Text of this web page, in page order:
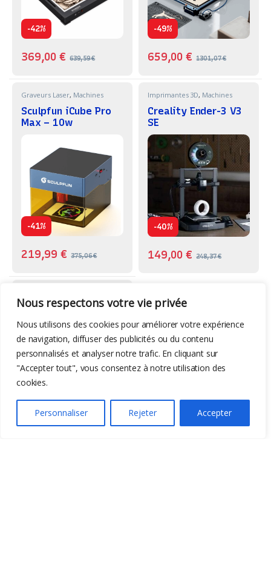
Nous respectons votre vie privée
Nous utilisons des cookies pour améliorer votre expérience
de navigation, diffuser des publicités ou du contenu
personnalisés et analyser notre trafic. En cliquant sur
"Accepter tout", vous consentez à notre utilisation des
cookies.
Personnaliser Rejeter Accepter
-42%
369,00€ 639,59€
-49%
659,00€ 1301,07€
Graveurs Laser, Machines
Sculpfun iCube Pro
Max – 10w
-41%
219,99€ 375,06€
Imprimantes 3D, Machines
Creality Ender-3 V3
SE
-40%
149,00€ 248,37€
Creality Falcon2 Pro
40w
-52%